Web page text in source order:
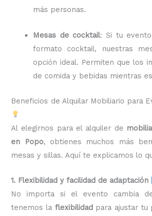
más personas.
Mesas de cocktail: Si tu
formato cocktail, nuestras
opción ideal. Permiten que los
de comida y bebidas mientras
Beneficios de Alquilar Mobiliario para
Al elegirnos para el alquiler de
en Popo, obtienes muchos más
mesas y sillas. Aquí te explicamos lo
1. Flexibilidad y facilidad de adaptación
No importa si el evento cambia
tenemos la flexibilidadpara ajustar tu